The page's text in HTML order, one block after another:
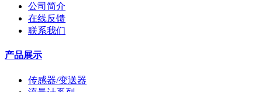
公司简介
在线反馈
联系我们
产品展示
传感器/变送器